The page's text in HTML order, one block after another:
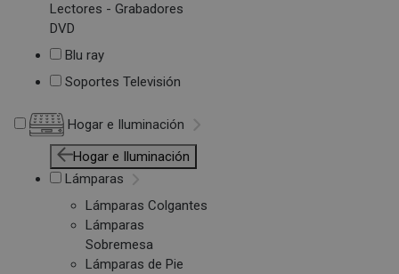
Lectores - Grabadores
DVD
Blu ray
Soportes Televisión
Hogar e Iluminación
Hogar e Iluminación
Lámparas
Lámparas Colgantes
Lámparas
Sobremesa
Lámparas de Pie